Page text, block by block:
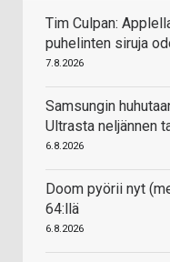
Tim Culpan:
puhelinten siruja
7.8.2026
Samsungin
Ultrasta neljännen
6.8.2026
Doom pyörii nyt
64:llä
6.8.2026